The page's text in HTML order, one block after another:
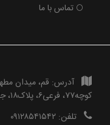
تماس با ما
آدرس: قم، میدان
کوچه۷۷، فرعی۶، پلاک۱۸، جامعه ایمانی مشعر
تلفن: ۰۹۱۲۸۵۴۱۵۴۲